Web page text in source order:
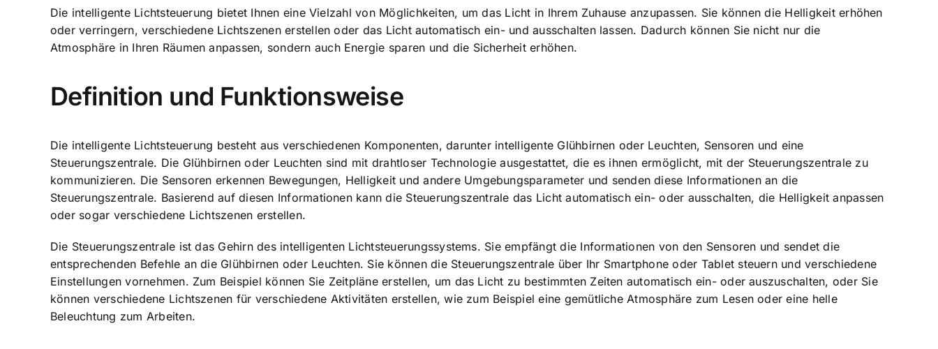
Die intelligente Lichtsteuerung bietet Ihnen eine Vielzahl von Möglichkeiten, um das Licht in Ihrem Zuhause anzupassen. Sie können die Helligkeit erhöhen
oder verringern, verschiedene Lichtszenen erstellen oder das Licht automatisch ein- und ausschalten lassen. Dadurch können Sie nicht nur die
Atmosphäre in Ihren Räumen anpassen, sondern auch Energie sparen und die Sicherheit erhöhen.
Definition und Funktionsweise
Die intelligente Lichtsteuerung besteht aus verschiedenen Komponenten, darunter intelligente Glühbirnen oder Leuchten, Sensoren und eine
Steuerungszentrale. Die Glühbirnen oder Leuchten sind mit drahtloser Technologie ausgestattet, die es ihnen ermöglicht, mit der Steuerungszentrale zu
kommunizieren. Die Sensoren erkennen Bewegungen, Helligkeit und andere Umgebungsparameter und senden diese Informationen an die
Steuerungszentrale. Basierend auf diesen Informationen kann die Steuerungszentrale das Licht automatisch ein- oder ausschalten, die Helligkeit anpassen
oder sogar verschiedene Lichtszenen erstellen.
Die Steuerungszentrale ist das Gehirn des intelligenten Lichtsteuerungssystems. Sie empfängt die Informationen von den Sensoren und sendet die
entsprechenden Befehle an die Glühbirnen oder Leuchten. Sie können die Steuerungszentrale über Ihr Smartphone oder Tablet steuern und verschiedene
Einstellungen vornehmen. Zum Beispiel können Sie Zeitpläne erstellen, um das Licht zu bestimmten Zeiten automatisch ein- oder auszuschalten, oder Sie
können verschiedene Lichtszenen für verschiedene Aktivitäten erstellen, wie zum Beispiel eine gemütliche Atmosphäre zum Lesen oder eine helle
Beleuchtung zum Arbeiten.